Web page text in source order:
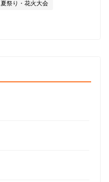
夏祭り・花火大会